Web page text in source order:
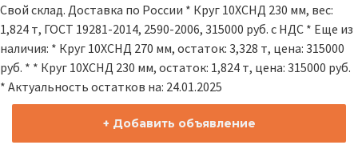
Свой склад. Доставка по России * Круг 10ХСНД 230 мм, вес:
1,824 т, ГОСТ 19281-2014, 2590-2006, 315000 руб. с НДС * Еще из
наличия: * Круг 10ХСНД 270 мм, остаток: 3,328 т, цена: 315000
руб. * * Круг 10ХСНД 230 мм, остаток: 1,824 т, цена: 315000 руб.
* Актуальность остатков на: 24.01.2025
+ Добавить объявление